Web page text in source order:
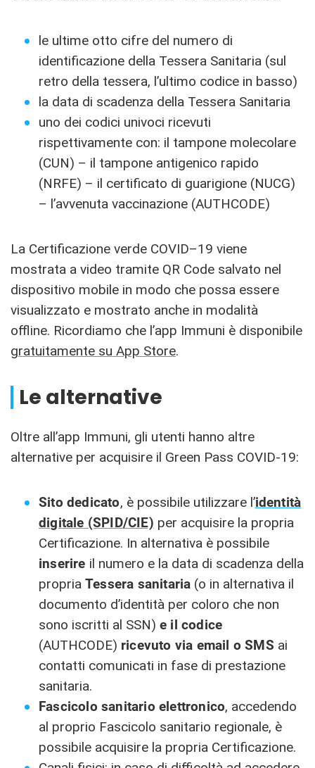
le ultime otto cifre del numero di
identificazione della Tessera Sanitaria (sul
retro della tessera, l’ultimo codice in basso)
la data di scadenza della Tessera Sanitaria
uno dei codici univoci ricevuti
rispettivamente con: il tampone molecolare
(CUN) – il tampone antigenico rapido
(NRFE) – il certificato di guarigione (NUCG)
– l’avvenuta vaccinazione (AUTHCODE)
La Certificazione verde COVID–19 viene
mostrata a video tramite QR Code salvato nel
dispositivo mobile in modo che possa essere
visualizzato e mostrato anche in modalità
offline. Ricordiamo che l’app Immuni è disponibile
gratuitamente su App Store.
Le alternative
Oltre all’app Immuni, gli utenti hanno altre
alternative per acquisire il Green Pass COVID-19:
Sito dedicato, è possibile utilizzare l’identità
digitale (SPID/CIE) per acquisire la propria
Certificazione. In alternativa è possibile
inserire il numero e la data di scadenza della
propria Tessera sanitaria (o in alternativa il
documento d’identità per coloro che non
sono iscritti al SSN) e il codice
(AUTHCODE) ricevuto via email o SMS ai
contatti comunicati in fase di prestazione
sanitaria.
Fascicolo sanitario elettronico, accedendo
al proprio Fascicolo sanitario regionale, è
possibile acquisire la propria Certificazione.